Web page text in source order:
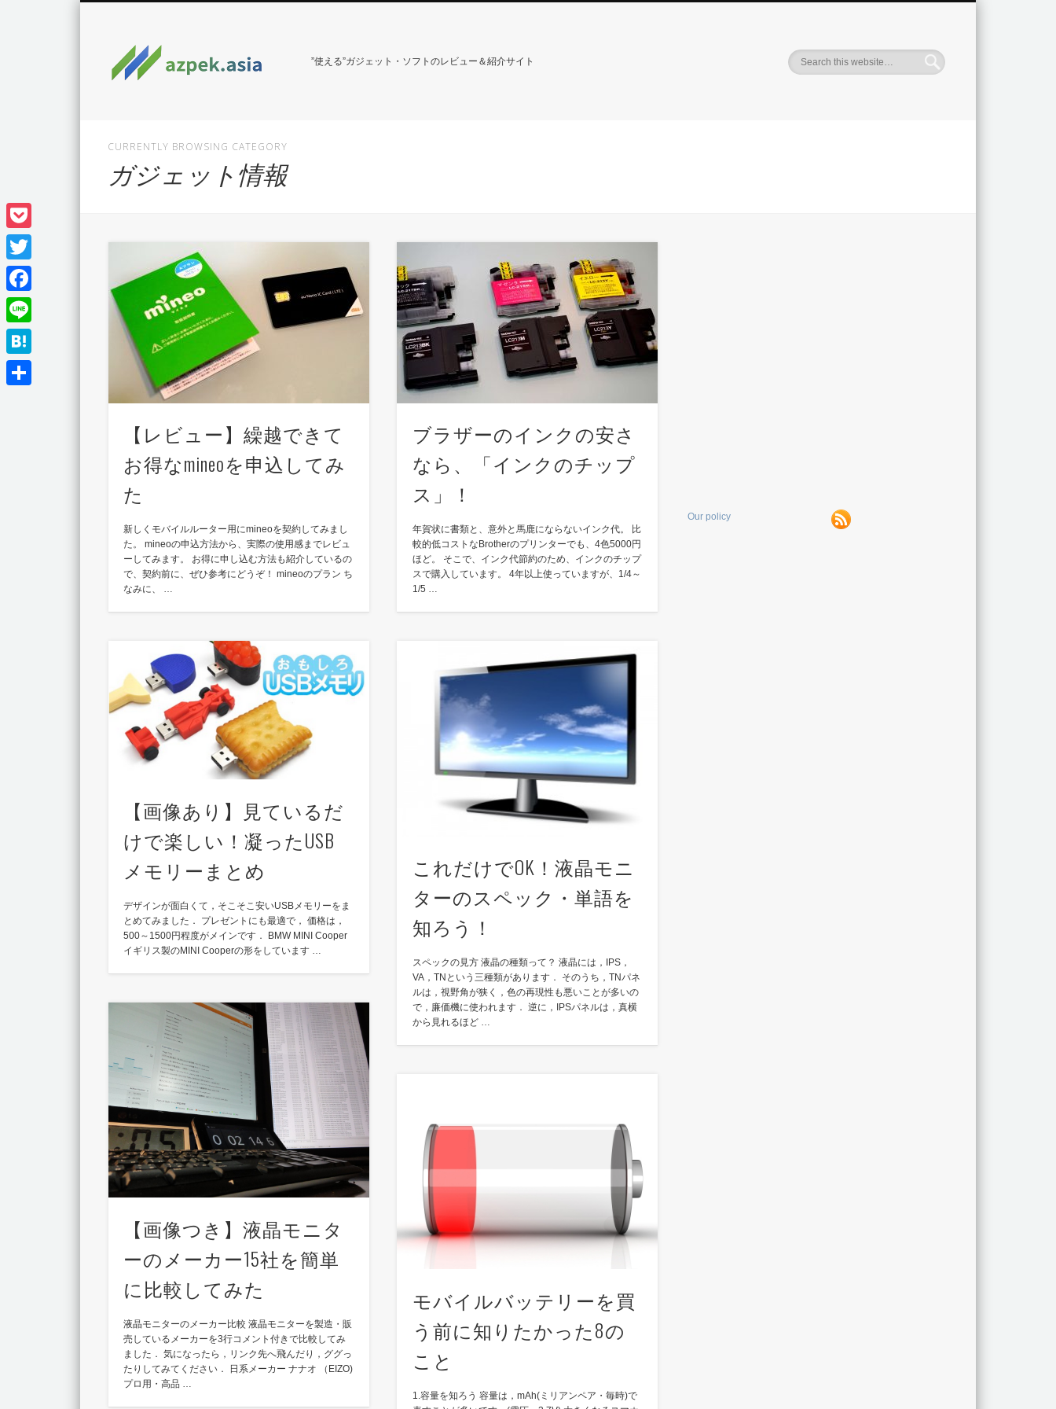
”使える”ガジェット・ソフトのレビュー＆紹介サイト
CURRENTLY BROWSING CATEGORY
ガジェット情報
【レビュー】繰越できて
お得なmineoを申込してみ
た
新しくモバイルルーター用にmineoを契約してみまし
た。 mineoの申込方法から、実際の使用感までレビュ
ーしてみます。 お得に申し込む方法も紹介しているの
で、契約前に、ぜひ参考にどうぞ！ mineoのプラン ち
なみに、 …
ブラザーのインクの安さ
なら、「インクのチップ
ス」！
年賀状に書類と、意外と馬鹿にならないインク代。 比
較的低コストなBrotherのプリンターでも、4色5000円
ほど。 そこで、インク代節約のため、インクのチップ
スで購入しています。 4年以上使っていますが、1/4～
1/5 …
【画像あり】見ているだ
けで楽しい！凝ったUSB
メモリーまとめ
デザインが面白くて，そこそこ安いUSBメモリーをま
とめてみました． プレゼントにも最適で， 価格は，
500～1500円程度がメインです． BMW MINI Cooper
イギリス製のMINI Cooperの形をしています …
これだけでOK！液晶モニ
ターのスペック・単語を
知ろう！
スペックの見方 液晶の種類って？ 液晶には，IPS，
VA，TNという三種類があります． そのうち，TNパネ
ルは，視野角が狭く，色の再現性も悪いことが多いの
で，廉価機に使われます． 逆に，IPSパネルは，真横
から見れるほど …
【画像つき】液晶モニタ
ーのメーカー15社を簡単
に比較してみた
液晶モニターのメーカー比較 液晶モニターを製造・販
売しているメーカーを3行コメント付きで比較してみ
ました． 気になったら，リンク先へ飛んだり，ググっ
たりしてみてください． 日系メーカー ナナオ （EIZO)
プロ用・高品 …
モバイルバッテリーを買
う前に知りたかった8の
こと
1.容量を知ろう 容量は，mAh(ミリアンペア・毎時)で
Our policy
Pocket
Twitter
Facebook
Line
Hatena